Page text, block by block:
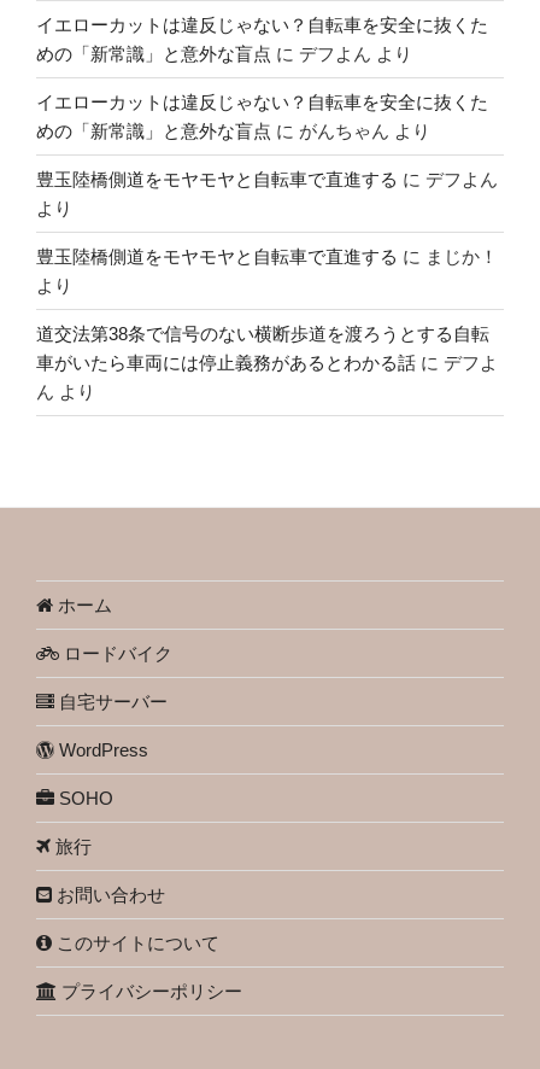
イエローカットは違反じゃない？自転車を安全に抜くた
めの「新常識」と意外な盲点 に デフよん より
イエローカットは違反じゃない？自転車を安全に抜くた
めの「新常識」と意外な盲点 に がんちゃん より
豊玉陸橋側道をモヤモヤと自転車で直進する に デフよん
より
豊玉陸橋側道をモヤモヤと自転車で直進する に まじか！
より
道交法第38条で信号のない横断歩道を渡ろうとする自転
車がいたら車両には停止義務があるとわかる話 に デフよ
ん より
ホーム
ロードバイク
自宅サーバー
WordPress
SOHO
旅行
お問い合わせ
このサイトについて
プライバシーポリシー